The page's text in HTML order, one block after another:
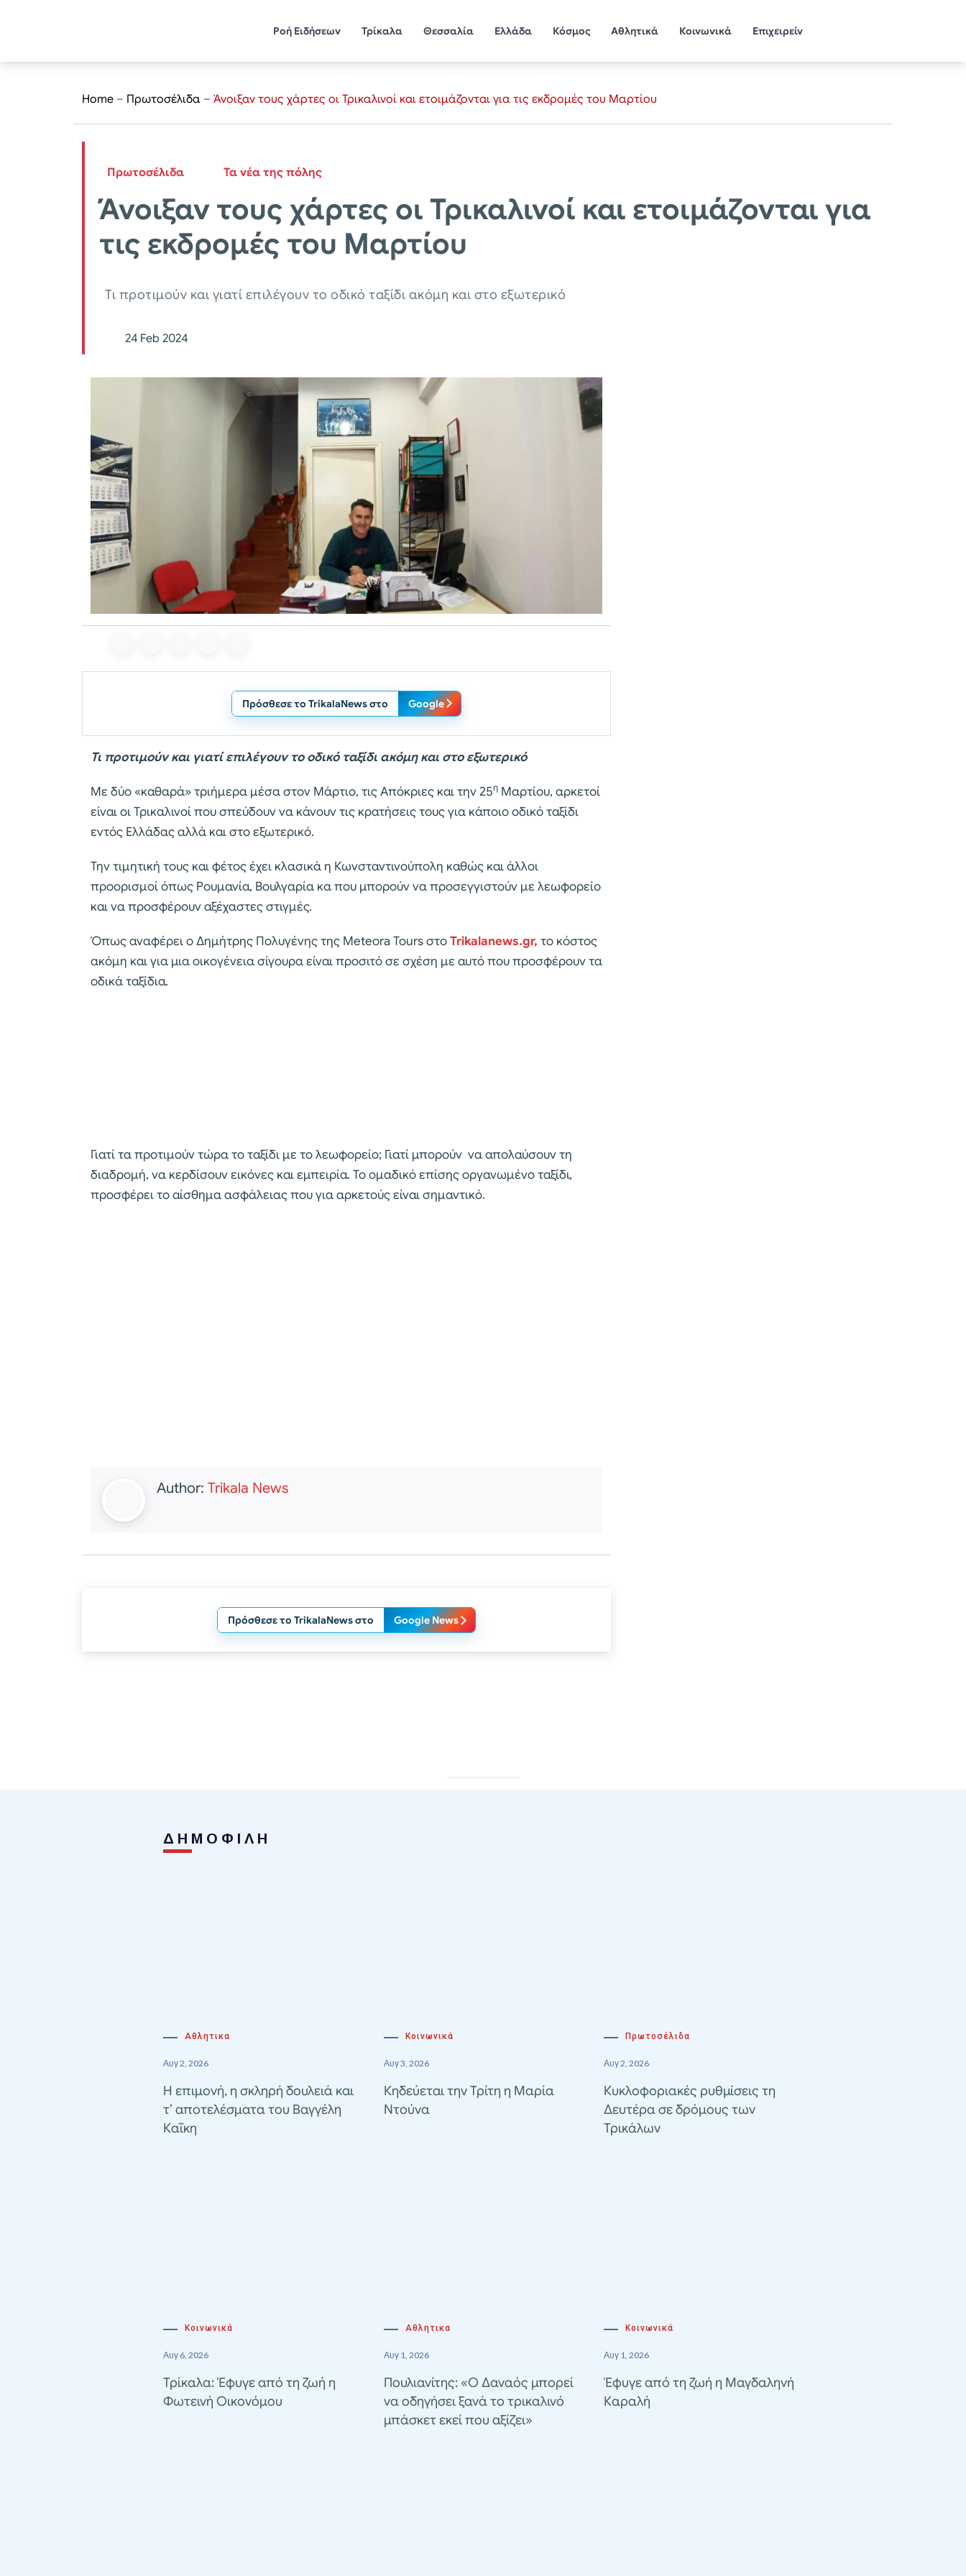
Ροή Ειδήσεων Τρίκαλα Θεσσαλία Ελλάδα Κόσμος Αθλητικά Κοινωνικά Επιχειρείν
Home – Πρωτοσέλιδα – Άνοιξαν τους χάρτες οι Τρικαλινοί και ετοιμάζονται για τις εκδρομές του Μαρτίου
Πρωτοσέλιδα Τα νέα της πόλης
Άνοιξαν τους χάρτες οι Τρικαλινοί και ετοιμάζονται για
τις εκδρομές του Μαρτίου
Τι προτιμούν και γιατί επιλέγουν το οδικό ταξίδι ακόμη και στο εξωτερικό
24 Feb 2024
Πρόσθεσε το TrikalaNews στο Google
Τι προτιμούν και γιατί επιλέγουν το οδικό ταξίδι ακόμη και στο εξωτερικό
Με δύο «καθαρά» τριήμερα μέσα στον Μάρτιο, τις Απόκριες και την 25η Μαρτίου, αρκετοί
είναι οι Τρικαλινοί που σπεύδουν να κάνουν τις κρατήσεις τους για κάποιο οδικό ταξίδι
εντός Ελλάδας αλλά και στο εξωτερικό.
Την τιμητική τους και φέτος έχει κλασικά η Κωνσταντινούπολη καθώς και άλλοι
προορισμοί όπως Ρουμανία, Βουλγαρία κα που μπορούν να προσεγγιστούν με λεωφορείο
και να προσφέρουν αξέχαστες στιγμές.
Όπως αναφέρει ο Δημήτρης Πολυγένης της Meteora Tours στοTrikalanews.gr, το κόστος
ακόμη και για μια οικογένεια σίγουρα είναι προσιτό σε σχέση με αυτό που προσφέρουν τα
οδικά ταξίδια.
Γιατί τα προτιμούν τώρα το ταξίδι με το λεωφορείο; Γιατί μπορούν να απολαύσουν τη
διαδρομή, να κερδίσουν εικόνες και εμπειρία. Το ομαδικό επίσης οργανωμένο ταξίδι,
προσφέρει το αίσθημα ασφάλειας που για αρκετούς είναι σημαντικό.
Author: Trikala News
Πρόσθεσε το TrikalaNews στο Google News
ΔΗΜΟΦΙΛΗ
Αθλητικα
Αυγ 2, 2026
Η επιμονή, η σκληρή δουλειά και
τ’ αποτελέσματα του Βαγγέλη
Καΐκη
Κοινωνικά
Αυγ 3, 2026
Κηδεύεται την Τρίτη η Μαρία
Ντούνα
Πρωτοσέλιδα
Αυγ 2, 2026
Κυκλοφοριακές ρυθμίσεις τη
Δευτέρα σε δρόμους των
Τρικάλων
Κοινωνικά
Αυγ 6, 2026
Τρίκαλα: Έφυγε από τη ζωή η
Φωτεινή Οικονόμου
Αθλητικα
Αυγ 1, 2026
Πουλιανίτης: «Ο Δαναός μπορεί
να οδηγήσει ξανά το τρικαλινό
μπάσκετ εκεί που αξίζει»
Κοινωνικά
Αυγ 1, 2026
Έφυγε από τη ζωή η Μαγδαληνή
Καραλή